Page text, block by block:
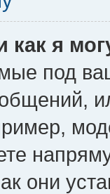
как я
под
они